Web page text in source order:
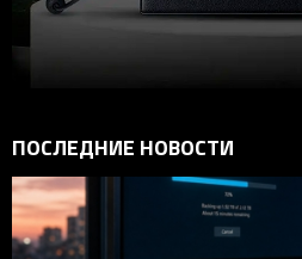
ПОСЛЕДНИЕ НОВОСТИ